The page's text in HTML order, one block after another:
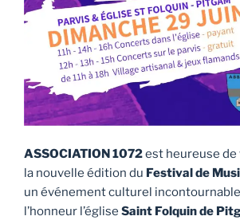
ASSOCIATION 1072est heureuse
la nouvelle édition du Festival de
un événement culturel
l’honneur l’église Saint Folquin de